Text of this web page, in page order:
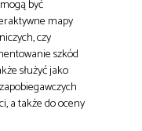
być
mapy
czy
szkód
służyć jako
a także do oceny